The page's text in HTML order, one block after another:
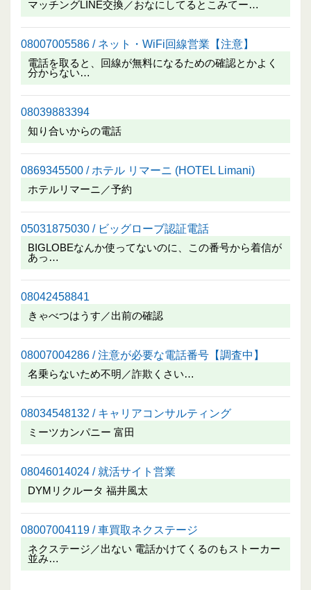
マッチングLINE交換／おなにしてるとこみてー…
08007005586 / ネット・WiFi回線営業【注意】
電話を取ると、回線が無料になるための確認とかよく
分からない…
08039883394
知り合いからの電話
0869345500 / ホテル リマーニ (HOTEL Limani)
ホテルリマーニ／予約
05031875030 / ビッグローブ認証電話
BIGLOBEなんか使ってないのに、この番号から着信が
あっ…
08042458841
きゃべつはうす／出前の確認
08007004286 / 注意が必要な電話番号【調査中】
名乗らないため不明／詐欺くさい…
08034548132 / キャリアコンサルティング
ミーツカンパニー 富田
08046014024 / 就活サイト営業
DYMリクルータ 福井風太
08007004119 / 車買取ネクステージ
ネクステージ／出ない 電話かけてくるのもストーカー
並み…